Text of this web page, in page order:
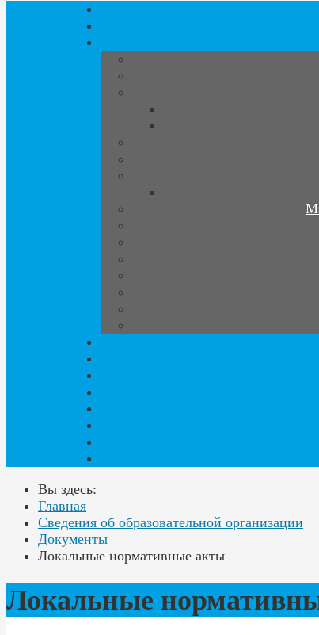
Вы здесь:
Главная
Сведения об образовательной организации
Документы
Локальные нормативные акты
Локальные